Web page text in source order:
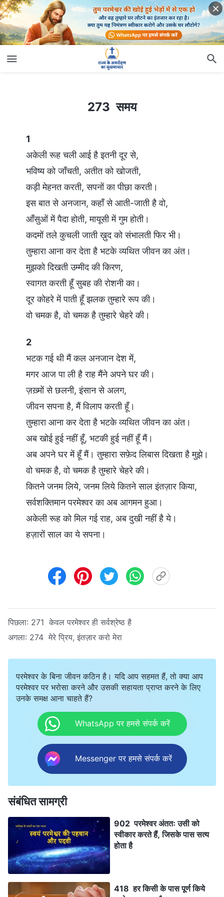
273 समय
1
अकेली रूह चली आई है इतनी दूर से,
भविष्य को जाँचती, अतीत को खोजती,
कड़ी मेहनत करती, सपनों का पीछा करती।
इस बात से अनजान, कहाँ से आती-जाती है वो,
आँसुओं में पैदा होती, मायूसी में गुम होती।
कदमों तले कुचली जाती ख़ुद को संभालती फिर भी।
तुम्हारा आना कर देता है भटके व्यथित जीवन का अंत।
मुझको दिखती उम्मीद की किरण,
स्वागत करती हूँ सुबह की रोशनी का।
दूर कोहरे में पाती हूँ झलक तुम्हारे रूप की।
वो चमक है, वो चमक है तुम्हारे चेहरे की।
2
भटक गई थी मैं कल अनजान देश में,
मगर आज पा ली है राह मैंने अपने घर की।
ज़ख़्मों से छलनी, इंसान से अलग,
जीवन सपना है, मैं विलाप करती हूँ।
तुम्हारा आना कर देता है भटके व्यथित जीवन का अंत।
अब खोई हुई नहीं हूँ, भटकी हुई नहीं हूँ मैं।
अब अपने घर में हूँ मैं। तुम्हारा सफ़ेद लिबास दिखता है मुझे।
वो चमक है, वो चमक है तुम्हारे चेहरे की।
कितने जनम लिये, जनम लिये कितने साल इंतज़ार किया,
सर्वशक्तिमान परमेश्वर का अब आगमन हुआ।
अकेली रूह को मिल गई राह, अब दुखी नहीं है ये।
हज़ारों साल का ये सपना।
पिछला: 271 केवल परमेश्वर ही सर्वश्रेष्ठ है
अगला: 274 मेरे प्रिय, इंतज़ार करो मेरा
परमेश्वर के बिना जीवन कठिन है। यदि आप सहमत हैं, तो क्या आप
परमेश्वर पर भरोसा करने और उसकी सहायता प्राप्त करने के लिए
उनके समक्ष आना चाहते हैं?
WhatsApp पर हमसे संपर्क करें
Messenger पर हमसे संपर्क करें
संबंधित सामग्री
902 परमेश्वर अंततः उसी को
स्वीकार करते हैं, जिसके पास सत्य
होता है
418 हर किसी के पास पूर्ण किये